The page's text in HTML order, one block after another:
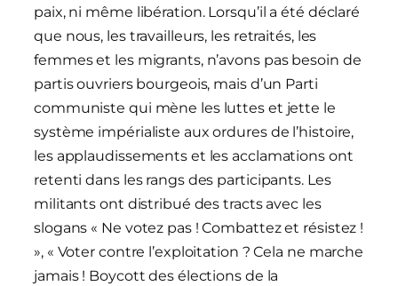
paix, ni même libération. Lorsqu’il a été déclaré
que nous, les travailleurs, les retraités, les
femmes et les migrants, n’avons pas besoin de
partis ouvriers bourgeois, mais d’un Parti
communiste qui mène les luttes et jette le
système impérialiste aux ordures de l’histoire,
les applaudissements et les acclamations ont
retenti dans les rangs des participants. Les
militants ont distribué des tracts avec les
slogans « Ne votez pas ! Combattez et résistez !
», « Voter contre l’exploitation ? Cela ne marche
jamais ! Boycott des élections de la